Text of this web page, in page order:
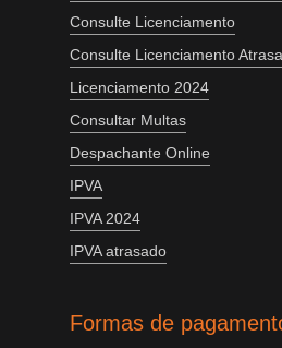
Consulte Licenciamento
Consulte Licenciamento
Licenciamento 2024
Consultar Multas
Despachante Online
IPVA
IPVA 2024
IPVA atrasado
Formas de